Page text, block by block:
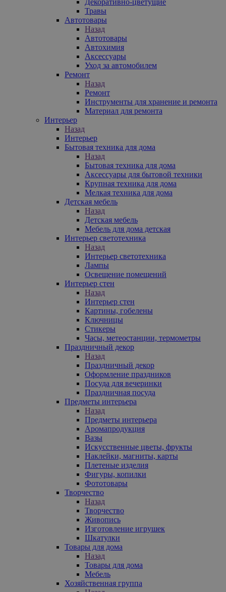
Травы
Автотовары
Назад
Автотовары
Автохимия
Аксессуары
Уход за автомобилем
Ремонт
Назад
Ремонт
Инструменты для хранение и ремонта
Материал для ремонта
Интерьер
Назад
Интерьер
Бытовая техника для дома
Назад
Бытовая техника для дома
Аксессуары для бытовой техники
Крупная техника для дома
Мелкая техника для дома
Детская мебель
Назад
Детская мебель
Мебель для дома детская
Интерьер светотехника
Назад
Интерьер светотехника
Лампы
Освещение помещений
Интерьер стен
Назад
Интерьер стен
Картины, гобелены
Ключницы
Стикеры
Часы, метеостанции, термометры
Праздничный декор
Назад
Праздничный декор
Оформление праздников
Посуда для вечеринки
Праздничная посуда
Предметы интерьера
Назад
Предметы интерьера
Аромапродукция
Вазы
Искусственные цветы, фрукты
Наклейки, магниты, карты
Плетеные изделия
Фигуры, копилки
Фототовары
Творчество
Назад
Творчество
Живопись
Изготовление игрушек
Шкатулки
Товары для дома
Назад
Товары для дома
Мебель
Хозяйственная группа